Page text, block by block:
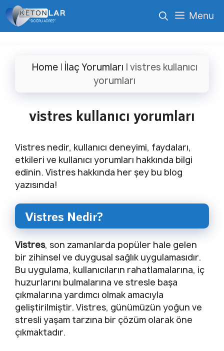
İçeriğe
atla
Menu
Home| İlaç Yorumları | vistres kullanıcı
yorumları
vistres kullanıcı yorumları
Vistres nedir, kullanıcı deneyimi, faydaları,
etkileri ve kullanıcı yorumları hakkında bilgi
edinin. Vistres hakkında her şey bu blog
yazısında!
Vistres Nedir?
Vistres, son zamanlarda popüler hale gelen
bir zihinsel ve duygusal sağlık uygulamasıdır.
Bu uygulama, kullanıcıların rahatlamalarına, iç
huzurlarını bulmalarına ve stresle başa
çıkmalarına yardımcı olmak amacıyla
geliştirilmiştir. Vistres, günümüzün yoğun ve
stresli yaşam tarzına bir çözüm olarak öne
çıkmaktadır.